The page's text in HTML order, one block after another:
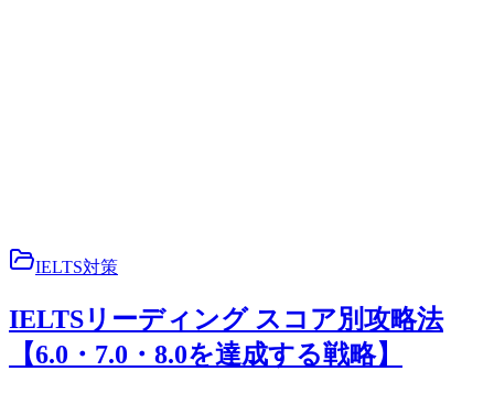
IELTS対策
IELTSリーディング スコア別攻略法
【6.0・7.0・8.0を達成する戦略】